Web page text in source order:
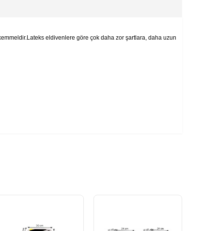
eldivenlere göre çok daha zor şartlara, daha uzun